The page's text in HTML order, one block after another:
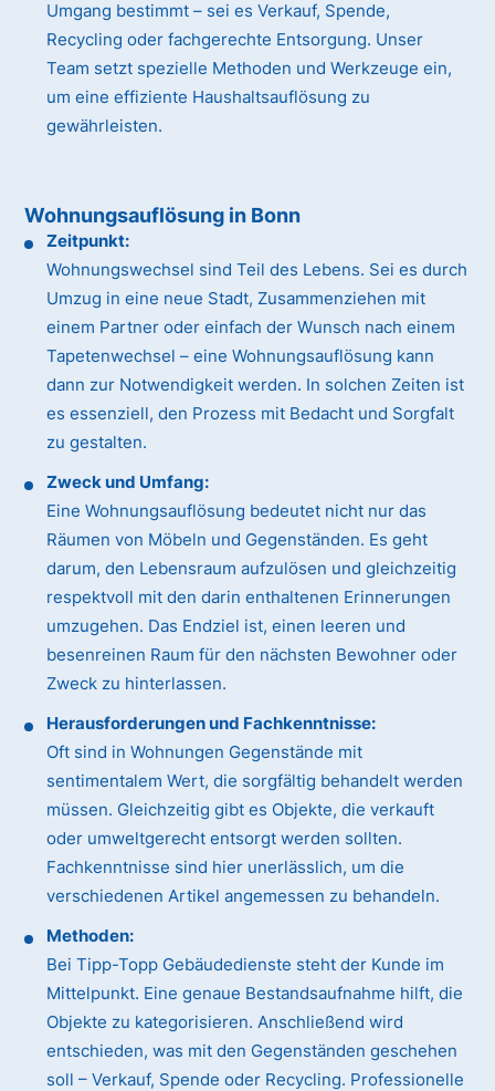
Umgang bestimmt – sei es Verkauf, Spende,
Recycling oder fachgerechte Entsorgung. Unser
Team setzt spezielle Methoden und Werkzeuge ein,
um eine effiziente Haushaltsauflösung zu
gewährleisten.
Wohnungsauflösung in Bonn
Zeitpunkt:
Wohnungswechsel sind Teil des Lebens. Sei es durch
Umzug in eine neue Stadt, Zusammenziehen mit
einem Partner oder einfach der Wunsch nach einem
Tapetenwechsel – eine Wohnungsauflösung kann
dann zur Notwendigkeit werden. In solchen Zeiten ist
es essenziell, den Prozess mit Bedacht und Sorgfalt
zu gestalten.
Zweck und Umfang:
Eine Wohnungsauflösung bedeutet nicht nur das
Räumen von Möbeln und Gegenständen. Es geht
darum, den Lebensraum aufzulösen und gleichzeitig
respektvoll mit den darin enthaltenen Erinnerungen
umzugehen. Das Endziel ist, einen leeren und
besenreinen Raum für den nächsten Bewohner oder
Zweck zu hinterlassen.
Herausforderungen und Fachkenntnisse:
Oft sind in Wohnungen Gegenstände mit
sentimentalem Wert, die sorgfältig behandelt werden
müssen. Gleichzeitig gibt es Objekte, die verkauft
oder umweltgerecht entsorgt werden sollten.
Fachkenntnisse sind hier unerlässlich, um die
verschiedenen Artikel angemessen zu behandeln.
Methoden:
Bei Tipp-Topp Gebäudedienste steht der Kunde im
Mittelpunkt. Eine genaue Bestandsaufnahme hilft, die
Objekte zu kategorisieren. Anschließend wird
entschieden, was mit den Gegenständen geschehen
soll – Verkauf, Spende oder Recycling. Professionelle